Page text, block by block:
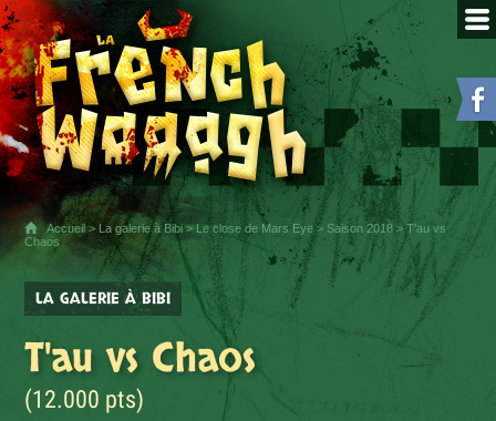
Accueil> La galerie à Bibi >Le close de Mars Eye> Saison 2018> T'au vs
Chaos
LA GALERIE À BIBI
T'au vs Chaos
(12.000 pts)